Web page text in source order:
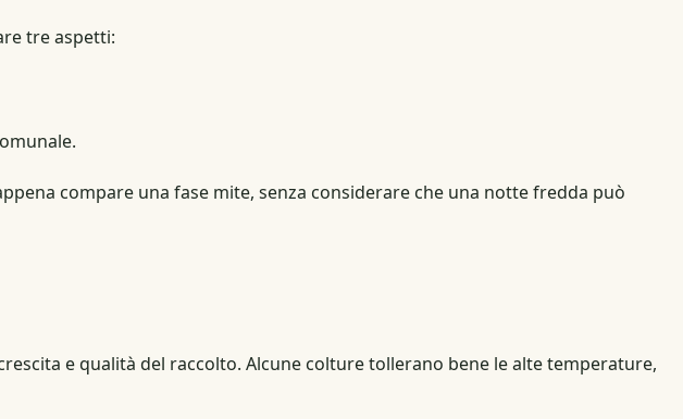
tre aspetti:
compare una fase mite, senza considerare che una notte fredda può
e qualità del raccolto. Alcune colture tollerano bene le alte temperature,